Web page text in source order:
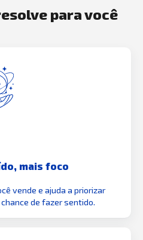
para você
mais foco
vende e ajuda a priorizar
de fazer sentido.